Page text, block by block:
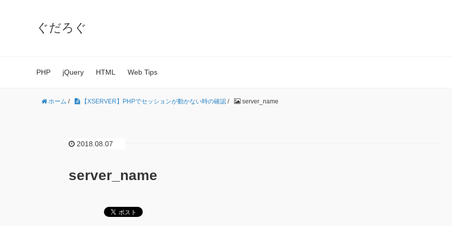
ぐだろぐ
PHP jQuery HTML Web Tips
ホーム / 【XSERVER】PHPでセッションが動かない時の確認 / server_name
2018.08.07
server_name